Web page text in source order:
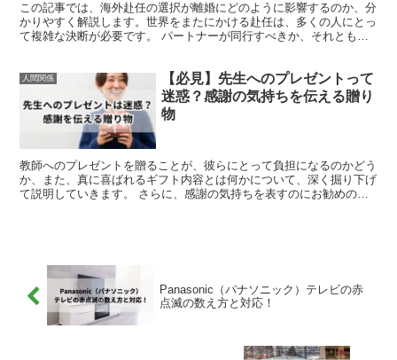
この記事では、海外赴任の選択が離婚にどのように影響するのか、分
かりやすく解説します。世界をまたにかける赴任は、多くの人にとっ
て複雑な決断が必要です。 パートナーが同行すべきか、それとも単
人間関係
【必見】先生へのプレゼントって
迷惑？感謝の気持ちを伝える贈り
物
教師へのプレゼントを贈ることが、彼らにとって負担になるのかどう
か、また、真に喜ばれるギフト内容とは何かについて、深く掘り下げ
て説明していきます。 さらに、感謝の気持ちを表すのにお勧めのプ
Panasonic（パナソニック）テレビの赤
点滅の数え方と対応！